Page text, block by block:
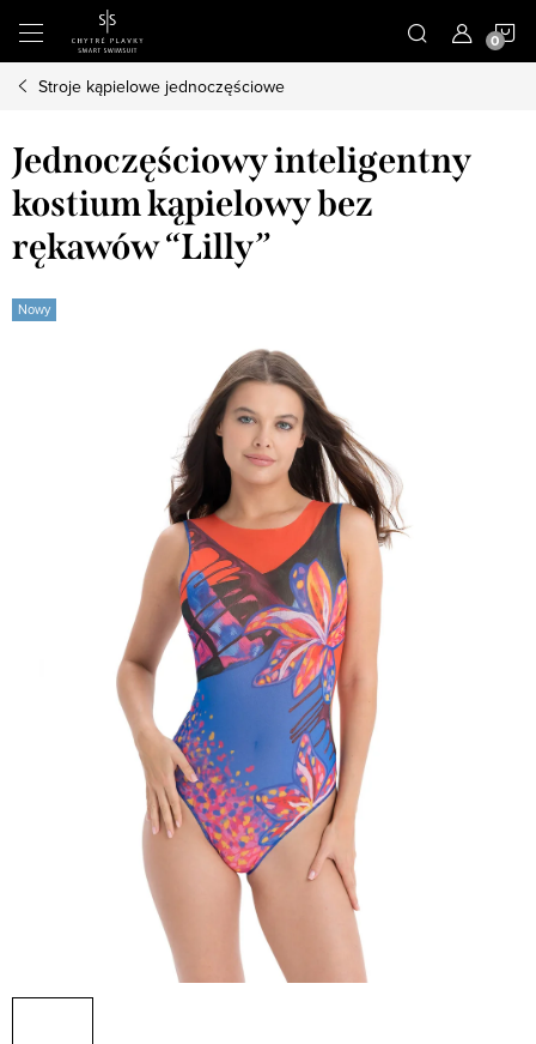
treści
Stroje kąpielowe jednoczęściowe
Jednoczęściowy inteligentny
kostium kąpielowy bez
rękawów “Lilly”
Nowy